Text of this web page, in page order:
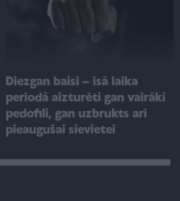
Diezgan baisi – īsā laika
periodā aizturēti gan vairāki
pedofili, gan uzbrukts arī
pieaugušai sievietei